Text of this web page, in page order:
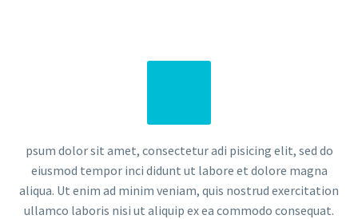
psum dolor sit amet, consectetur adi pisicing elit, sed do
eiusmod tempor inci didunt ut labore et dolore magna
aliqua. Ut enim ad minim veniam, quis nostrud exercitation
ullamco laboris nisi ut aliquip ex ea commodo consequat.